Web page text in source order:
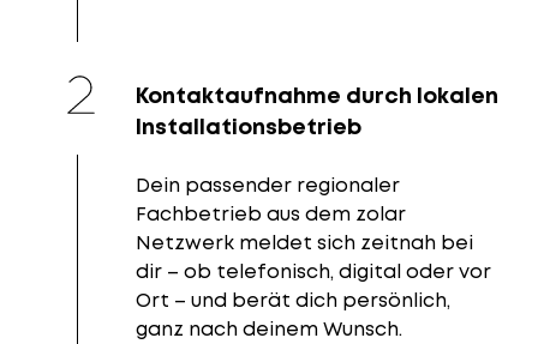
Kontaktaufnahme durch lokalen
Installationsbetrieb
Dein passender regionaler
Fachbetrieb aus dem zolar
Netzwerk meldet sich zeitnah bei
dir – ob telefonisch, digital oder vor
Ort – und berät dich persönlich,
ganz nach deinem Wunsch.